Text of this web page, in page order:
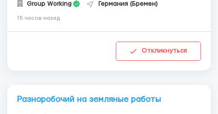
Group Working Германия (Бремен)
15 часов назад
Откликнуться
Разноробочий на земляные работы